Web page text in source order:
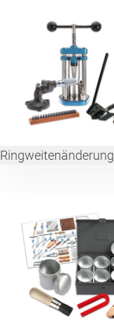
Ringweitenänderung